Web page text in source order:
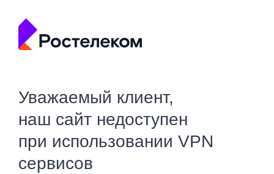
Уважаемый клиент,
наш сайт недоступен
при использовании VPN
сервисов